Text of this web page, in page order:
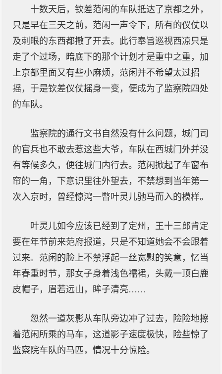
十数天后，钦差范闲的车队抵达了京都之外，
只是早在三天之前，范闲一声令下，所有的仪仗以
及刺眼的东西都撤了开去。此行奉旨巡视西凉只是
走了个过场，暗底下的那个计划才是重中之重，加
上京都里面又有些小麻烦，范闲并不希望太过招
摇，于是钦差仪仗摇身一变，便成为了监察院四处
的车队。
监察院的通行文书自然没有什么问题，城门司
的官兵也不敢去惹这些大爷，车队在西城门外并没
有等候多久，便往城门内行去。范闲掀起了车窗布
帘的一角，下意识里往外望去，不禁想到当年第一
次入京时，曾经惊鸿一瞥叶灵儿驰马而入的模样。
叶灵儿如今应该已经到了定州，王十三郎肯定
要在年节前来范府报道，只是不知道她会不会跟着
过来。范闲的脸上不禁浮起一丝宽慰的笑意，忆当
年春重时节，那女子身着浅色襦裙，头戴一顶白鹿
皮帽子，眉若远山，眸子清亮……
忽然一道灰影从车队旁边冲了过去，险险地擦
着范闲所乘的马车，这道影子速度极快，险些惊了
监察院车队的马匹，情况十分惊险。